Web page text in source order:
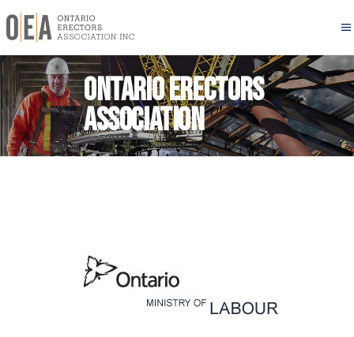
Ontario Erectors
Association